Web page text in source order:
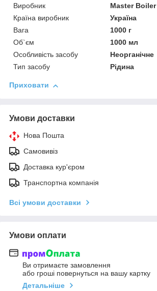
Виробник
Master Boiler
Країна виробник
Україна
Вага
1000 г
Об`єм
1000 мл
Особливість засобу
Неорганічне
Тип засобу
Рідина
Приховати
Умови доставки
Нова Пошта
Самовивіз
Доставка кур'єром
Транспортна компанія
Всі умови доставки
Умови оплати
Ви отримаєте замовлення
або гроші повернуться на вашу картку
Детальніше